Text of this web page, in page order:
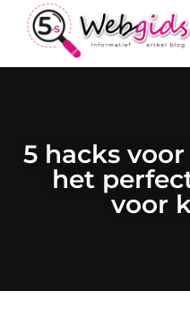
5 hacks
het
voor